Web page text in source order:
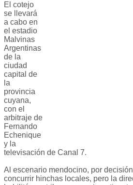
El cotejo
se llevará
a cabo en
el estadio
Malvinas
Argentinas
de la
ciudad
capital de
la
provincia
cuyana,
con el
arbitraje de
Fernando
Echenique
y la
televisación de Canal 7.
Al escenario mendocino, por
concurrir hinchas locales, pero la